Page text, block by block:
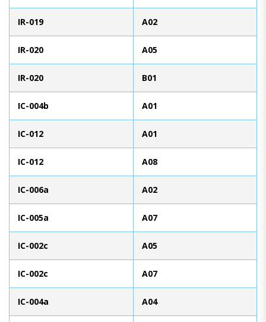
IR-019 A02
IR-020 A05
IR-020 B01
IC-004b A01
IC-012 A01
IC-012 A08
IC-006a A02
IC-005a A07
IC-002c A05
IC-002c A07
IC-004a A04